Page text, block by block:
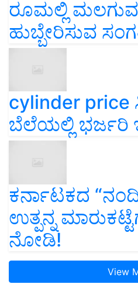
ರೂಮಲ್ಲಿ
ಹುಬ್ಬೇರಿಸುವ
cylinder
ಬೆಲೆಯಲ್ಲಿ ಭರ್ಜರಿ
ಕರ್ನಾಟಕದ
ಉತ್ಪನ್ನ
ನೋಡಿ!
View